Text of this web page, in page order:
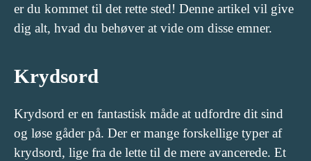
er du kommet til det rette sted! Denne artikel vil give
dig alt, hvad du behøver at vide om disse emner.
Krydsord
Krydsord er en fantastisk måde at udfordre dit sind
og løse gåder på. Der er mange forskellige typer af
krydsord, lige fra de lette til de mere avancerede. Et